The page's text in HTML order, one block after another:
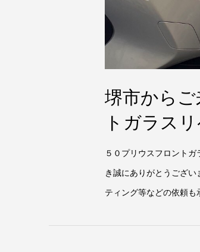
堺市から
トガラス
５０プリウスフロント
き誠にありがとうござ
ティング等などの依頼